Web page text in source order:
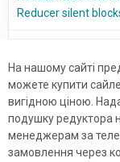
Reducer silent
На нашому сайті
можете купити
вигідною ціною.
подушку редуктора
менеджерам за
замовлення через